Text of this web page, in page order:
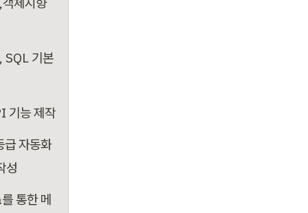
SQL 기본
기능 제작
급 자동화
성
통한 메